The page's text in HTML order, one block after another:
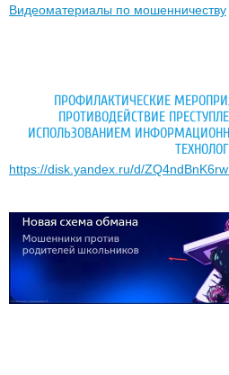
Видеоматериалы по мошенничеству
ПРОФИЛАКТИЧЕСКИЕ
ПРОТИВОДЕЙСТВИЕ
ИСПОЛЬЗОВАНИЕМ
https://disk.yandex.ru/d/